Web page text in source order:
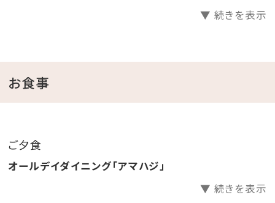
美しい自然とゆったりした島時間でプチ旅行気分を味
点！リゾートでの夜を締めくくる、素敵な体験になること
でしょう。
-毎週土曜日、8月11日(火)、8月13日(木)、9月21日
▼ 続きを表示
お食事
ご夕食
オールデイダイニング「アマハジ」
▼ 続きを表示